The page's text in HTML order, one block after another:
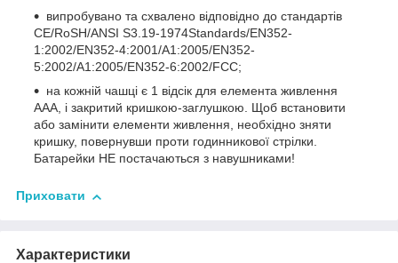
випробувано та схвалено відповідно до стандартів
CE/RoSH/ANSI S3.19-1974Standards/EN352-
1:2002/EN352-4:2001/A1:2005/EN352-
5:2002/A1:2005/EN352-6:2002/FCC;
на кожній чашці є 1 відсік для елемента живлення
AAA, і закритий кришкою-заглушкою. Щоб встановити
або замінити елементи живлення, необхідно зняти
кришку, повернувши проти годинникової стрілки.
Батарейки НЕ постачаються з навушниками!
Приховати
Характеристики